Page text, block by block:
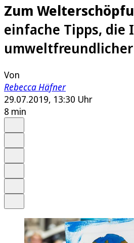
Zum
einfache Tipps, die
Von
Rebecca Häfner
29.07.2019, 13:30 Uhr
8 min